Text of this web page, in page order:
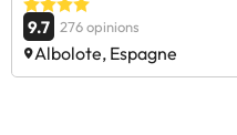
9.7 276 opinions
Albolote, Espagne